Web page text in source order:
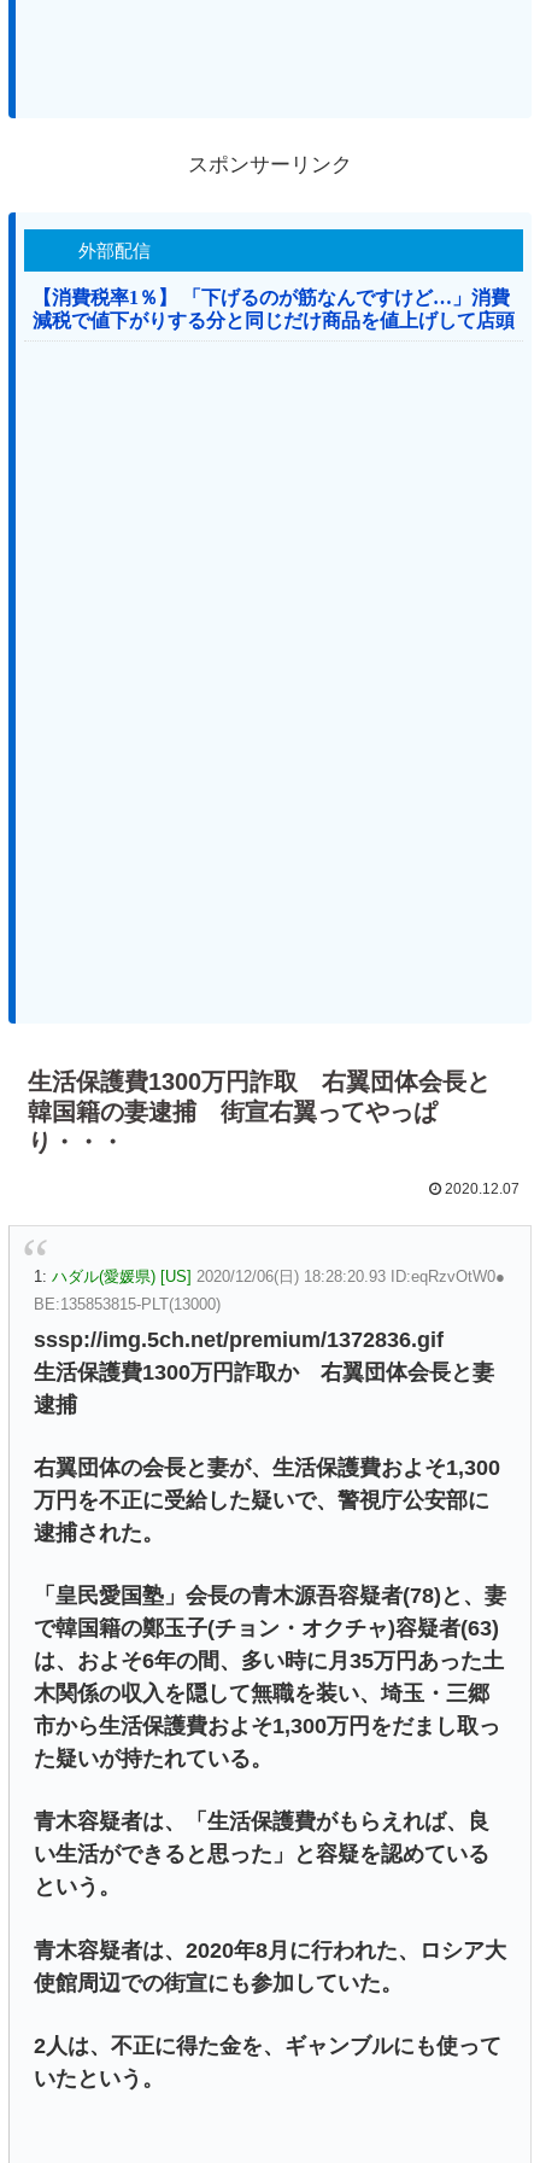
スポンサーリンク
外部配信
【消費税率1％】 「下げるのが筋なんですけど…」消費
減税で値下がりする分と同じだけ商品を値上げして店頭
価格を変えない店も
生活保護費1300万円詐取 右翼団体会長と
韓国籍の妻逮捕 街宣右翼ってやっぱ
り・・・
2020.12.07
1: ハダル(愛媛県) [US] 2020/12/06(日) 18:28:20.93 ID:eqRzvOtW0●
BE:135853815-PLT(13000)
sssp://img.5ch.net/premium/1372836.gif
生活保護費1300万円詐取か 右翼団体会長と妻
逮捕
右翼団体の会長と妻が、生活保護費およそ1,300
万円を不正に受給した疑いで、警視庁公安部に
逮捕された。
「皇民愛国塾」会長の青木源吾容疑者(78)と、妻
で韓国籍の鄭玉子(チョン・オクチャ)容疑者(63)
は、およそ6年の間、多い時に月35万円あった土
木関係の収入を隠して無職を装い、埼玉・三郷
市から生活保護費およそ1,300万円をだまし取っ
た疑いが持たれている。
青木容疑者は、「生活保護費がもらえれば、良
い生活ができると思った」と容疑を認めている
という。
青木容疑者は、2020年8月に行われた、ロシア大
使館周辺での街宣にも参加していた。
2人は、不正に得た金を、ギャンブルにも使って
いたという。